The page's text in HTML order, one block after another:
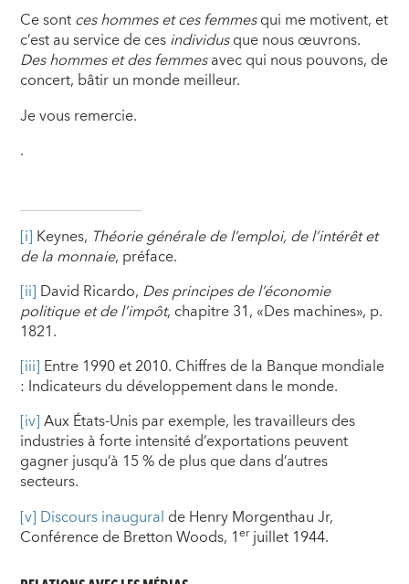
Ce sontces hommes et ces femmesqui me motivent, et
c’est au service de cesindividusque nous œuvrons.
Des hommes et des femmesavec qui nous pouvons, de
concert, bâtir un monde meilleur.
Je vous remercie.
.
[i] Keynes, Théorie générale de l’emploi, de l’intérêt et
de la monnaie, préface.
[ii] David Ricardo, Des principes de l’économie
politique et de l’impôt, chapitre 31, «Des machines», p.
1821.
[iii] Entre 1990 et 2010. Chiffres de la Banque mondiale
: Indicateurs du développement dans le monde.
[iv]Aux États-Unis par exemple, les travailleurs des
industries à forte intensité d’exportations peuvent
gagner jusqu’à 15 % de plus que dans d’autres
secteurs.
[v] Discours inaugural de Henry Morgenthau Jr,
Conférence de Bretton Woods, 1erjuillet 1944.